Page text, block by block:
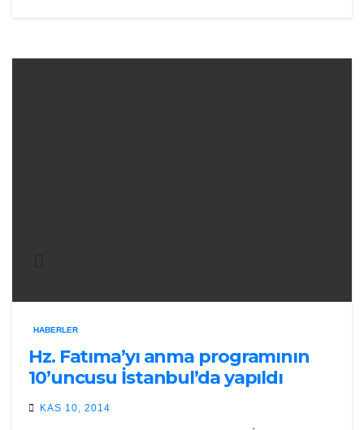
HABERLER
Hz. Fatıma’yı anma programının
10’uncusu İstanbul’da yapıldı
KAS 10, 2014